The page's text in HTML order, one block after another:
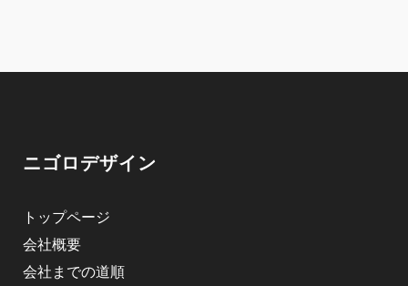
ニゴロデザイン
トップページ
会社概要
会社までの道順